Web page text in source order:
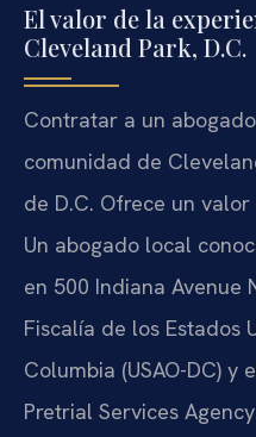
El valor de la
Cleveland Park, D.C.
Contratar a un
comunidad de
de D.C. Ofrece un
Un abogado local
en 500 Indiana Avenue
Fiscalía de los Estados
Columbia (USAO-DC)
Pretrial Services